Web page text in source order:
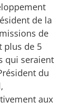
de la
de
plus de 5
qui seraient
du
aux